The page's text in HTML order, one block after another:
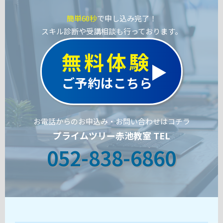
簡単60秒で申し込み完了！
スキル診断や受講相談も行っております。
無料体験
ご予約はこちら
お電話からのお申込み・お問い合わせはコチラ
プライムツリー赤池教室 TEL
052-838-6860